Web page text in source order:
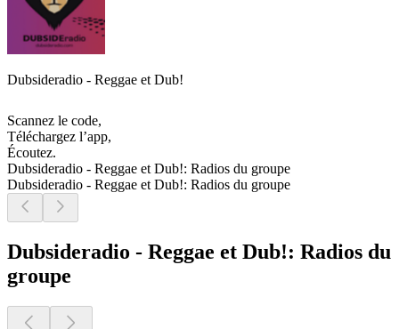
Dubsideradio - Reggae et Dub!
Scannez le code,
Téléchargez l’app,
Écoutez.
Dubsideradio - Reggae et Dub!: Radios du groupe
Dubsideradio - Reggae et Dub!: Radios du groupe
Dubsideradio - Reggae et Dub!: Radios du
groupe